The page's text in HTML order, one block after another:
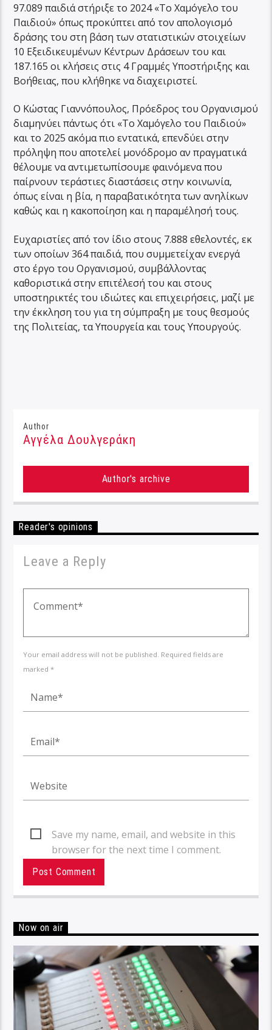
97.089 παιδιά στήριξε το 2024 «Το Χαμόγελο του
Παιδιού» όπως προκύπτει από τον απολογισμό
δράσης του στη βάση των στατιστικών στοιχείων
10 Εξειδικευμένων Κέντρων Δράσεων του και
187.165 οι κλήσεις στις 4 Γραμμές Υποστήριξης και
Βοήθειας, που κλήθηκε να διαχειριστεί.
Ο Κώστας Γιαννόπουλος, Πρόεδρος του Οργανισμού
διαμηνύει πάντως ότι «Το Χαμόγελο του Παιδιού»
και το 2025 ακόμα πιο εντατικά, επενδύει στην
πρόληψη που αποτελεί μονόδρομο αν πραγματικά
θέλουμε να αντιμετωπίσουμε φαινόμενα που
παίρνουν τεράστιες διαστάσεις στην κοινωνία,
όπως είναι η βία, η παραβατικότητα των ανηλίκων
καθώς και η κακοποίηση και η παραμέλησή τους.
Ευχαριστίες από τον ίδιο στους 7.888 εθελοντές, εκ
των οποίων 364 παιδιά, που συμμετείχαν ενεργά
στο έργο του Οργανισμού, συμβάλλοντας
καθοριστικά στην επιτέλεσή του και στους
υποστηρικτές του ιδιώτες και επιχειρήσεις, μαζί με
την έκκληση του για τη σύμπραξη με τους θεσμούς
της Πολιτείας, τα Υπουργεία και τους Υπουργούς.
Author
Αγγέλα Δουλγεράκη
Author's archive
Reader's opinions
Leave a Reply
Your email address will not be published. Required fields are
marked *
Save my name, email, and website in this
browser for the next time I comment.
Now on air